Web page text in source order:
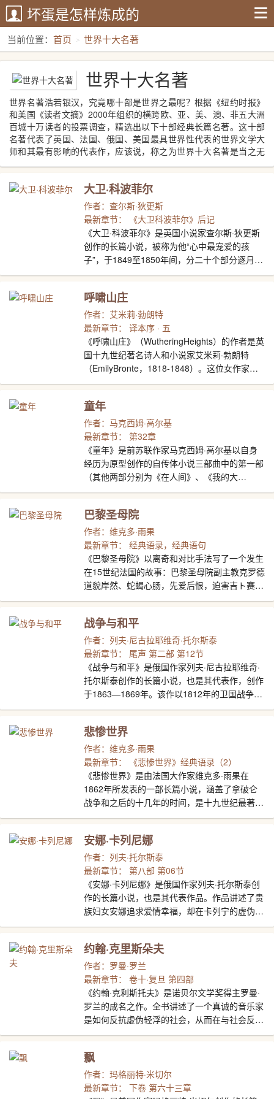
坏蛋是怎样炼成的
当前位置： 首页 世界十大名著
世界十大名著
世界名著浩若银汉，究竟哪十部是世界之最呢？根据《纽约时报》
和美国《读者文摘》2000年组织的横跨欧、亚、美、澳、非五大洲
百城十万读者的投票调查，精选出以下十部经典长篇名著。这十部
名著代表了英国、法国、俄国、美国最具世界性代表的世界文学大
师和其最有影响的代表作，应该说，称之为世界十大名著是当之无
大卫·科波菲尔
作者：查尔斯·狄更斯
最新章节： 《大卫科波菲尔》后记
《大卫·科波菲尔》是英国小说家查尔斯·狄更斯
创作的长篇小说，被称为他“心中最宠爱的孩
子”，于1849至1850年间，分二十个部分逐月发
表。全书采用第一人称叙事，融进了作者本人的
中年的生活历程，以“我”的出生为源，将朋友的
真诚与阴暗、爱情的幼稚与冲动、婚姻的甜美与
琐碎、家人的矛盾与和谐汇聚成一条溪流，在命
运的河床上缓缓流淌，最终融入宽容壮美的大
海。其间夹杂各色人物与机缘。语言诙谐风趣，
展示了19世纪中叶英国的广阔画面，反映了狄更
斯希望人间充满善良正义的理想。
呼啸山庄
作者：艾米莉·勃朗特
最新章节： 译本序 · 五
《呼啸山庄》（WutheringHeights）的作者是英
国十九世纪著名诗人和小说家艾米莉·勃朗特
（EmilyBronte，1818-1848）。这位女作家在
世界上仅仅度过了三十年便默默无闻地离开了人
沉的抒情诗，包括叙事诗和短诗，有的已被选入
英国十九世纪及二十世纪中二十二位第一流的诗
人的诗选内。然而她唯一的一部小说《呼啸山
庄》却奠定了她在英国文学史以及世界文学史上
的地位。她与《简爱》（JaneEyre）的作者夏
洛蒂·勃朗特（CharlotteBronteD，1816-
1855），和她们的小妹妹——《爱格尼斯·格
（AnneBronteD，1820-1849）号称勃朗特三姊
妹，在英国十九世纪文坛上焕发异彩。
童年
作者：马克西姆·高尔基
最新章节： 第32章
《童年》是前苏联作家马克西姆·高尔基以自身
经历为原型创作的自传体小说三部曲中的第一部
（其他两部分别为《在人间》、《我的大
学》）。该作讲述了阿廖沙（高尔基的乳名）三
世纪七八十年代前苏联下层人民的生活状况，写
出了高尔基对苦难的认识，对社会人生的独特见
解，字里行间涌动着一股生生不息的热望与坚
强。
巴黎圣母院
作者：维克多·雨果
最新章节： 经典语录，经典语句
《巴黎圣母院》以离奇和对比手法写了一个发生
在15世纪法国的故事：巴黎圣母院副主教克罗德
道貌岸然、蛇蝎心肠，先爱后恨，迫害吉ト赛女
郎埃斯梅拉达。面目丑陋、心地善良的敲钟人卡
宣告禁欲主义的破产，歌颂了下层劳动人民的善
良、友爱、舍己为人，反映了雨果的人道主义思
想。
战争与和平
作者：列夫·尼古拉耶维奇·托尔斯泰
最新章节： 尾声 第二部 第12节
《战争与和平》是俄国作家列夫·尼古拉耶维奇·
托尔斯泰创作的长篇小说，也是其代表作，创作
于1863—1869年。该作以1812年的卫国战争为
中心，反映从1805到1820年间的重大历史事
四大贵族的经历为主线，在战争与和平的交替描
写中把众多的事件和人物串联起来。作者将“战
争”与“和平”的两种生活、两条线索交叉描写，构
成一部百科全书式的壮阔史诗。《战争与和平》
的基本主题是肯定这次战争中俄国人民正义的抵
抗行动，赞扬俄国人民在战争中表现出来的爱国
热情和英雄主义。但作品的基调是宗教仁爱思想
并都给予了深切的同情。
悲惨世界
作者：维克多·雨果
最新章节： 《悲惨世界》经典语录（2）
《悲惨世界》是由法国大作家维克多·雨果在
1862年所发表的一部长篇小说，涵盖了拿破仑
战争和之后的十几年的时间，是十九世纪最著名
的小说之一。故事的主线围绕主人公土伦苦刑犯
国的历史、革命、战争、道德哲学、法律、正
义、宗教信仰。多次被改编演绎成影视作品。
安娜·卡列尼娜
作者：列夫·托尔斯泰
最新章节： 第八部 第06节
《安娜·卡列尼娜》是俄国作家列夫·托尔斯泰创
作的长篇小说，也是其代表作品。作品讲述了贵
族妇女安娜追求爱情幸福，却在卡列宁的虚伪、
渥伦斯基的冷漠和自私面前碰得头破血流，最终
对土地私有制，抵制资本主义制度，同情贫苦农
民，却又无法摆脱贵族习气而陷入无法解脱的矛
盾之中。矛盾的时期、矛盾的制度、矛盾的人
物、矛盾的心理，使全书在矛盾的漩涡中颠簸。
这部小说是新旧交替时期紧张惶恐的俄国社会的
写照。该书通过女主人公安娜追求爱情悲剧，和
列文在农村面临危机而进行的改革与探索这两条
富多彩的图景，先后描写了150多个人物，是一
部社会百科全书式的作品。
约翰·克里斯朵夫
作者：罗曼·罗兰
最新章节： 卷十·复旦 第四部
《约翰·克利斯托夫》是诺贝尔文学奖得主罗曼·
罗兰的成名之作。全书讲述了一个真诚的音乐家
是如何反抗虚伪轻浮的社会，从而在与社会反动
势力的斗争中升华自己、完善自己的。同时这部
的深刻理解，描述了病态堕落的艺术与健康奋进
的音乐之间的斗争，歌颂了一种充满生命力的音
乐理念。
飘
作者：玛格丽特·米切尔
最新章节： 下卷 第六十三章